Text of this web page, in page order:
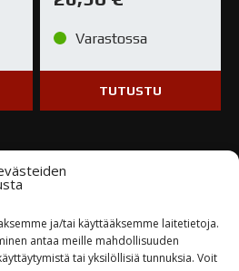
ja/tai käyttääksemme laitetietoja.
antaa meille mahdollisuuden
tai yksilöllisiä tunnuksia. Voit
Varastossa
TUTUSTU
/ ota yhteyttä